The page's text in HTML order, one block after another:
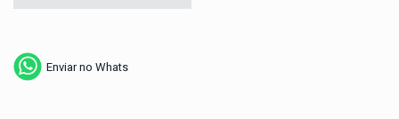
Enviar no Whats